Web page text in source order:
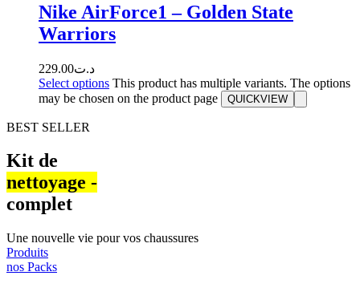
Nike AirForce1 – Golden State
Warriors
د.ت229.00
Select options This product has multiple variants. The options
may be chosen on the product page
QUICKVIEW
BEST SELLER
Kit de
nettoyage -​
complet
Une nouvelle vie pour vos chaussures
Produits
nos Packs